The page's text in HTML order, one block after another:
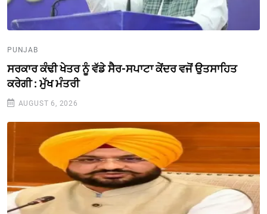
PUNJAB
ਸਰਕਾਰ ਕੰਢੀ ਖੇਤਰ ਨੂੰ ਵੱਡੇ ਸੈਰ-ਸਪਾਟਾ ਕੇਂਦਰ ਵਜੋਂ ਉਤਸਾਹਿਤ
ਕਰੇਗੀ : ਮੁੱਖ ਮੰਤਰੀ
AUGUST 6, 2026